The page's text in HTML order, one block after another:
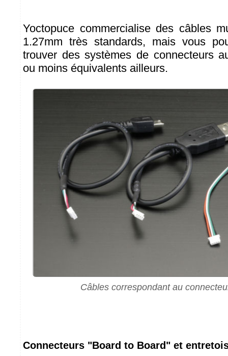
Yoctopuce commercialise des câbles
1.27mm très standards, mais vous
trouver des systèmes de connecteurs
ou moins équivalents ailleurs.
Câbles correspondant au
Connecteurs "Board to Board" et